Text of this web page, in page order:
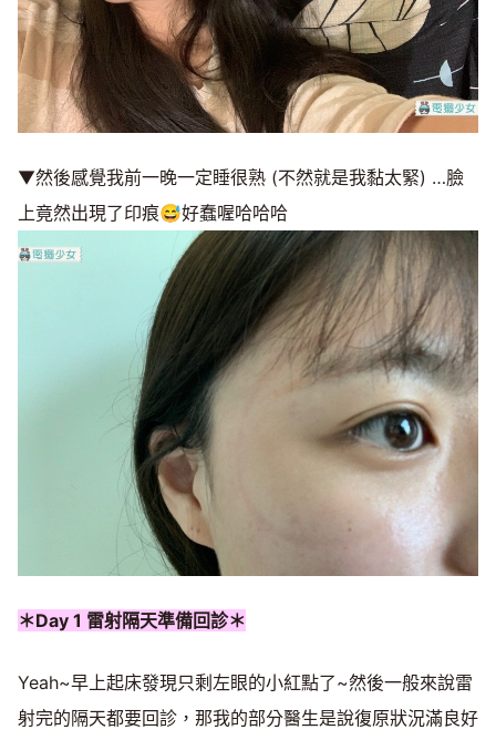
▼然後感覺我前一晚一定睡很熟 (不然就是我黏太緊) …臉
上竟然出現了印痕😅好蠢喔哈哈哈
＊Day 1 雷射隔天準備回診＊
Yeah~早上起床發現只剩左眼的小紅點了~然後一般來說雷
射完的隔天都要回診，那我的部分醫生是說復原狀況滿良好